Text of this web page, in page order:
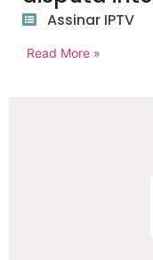
Assinar IPTV
Read More »